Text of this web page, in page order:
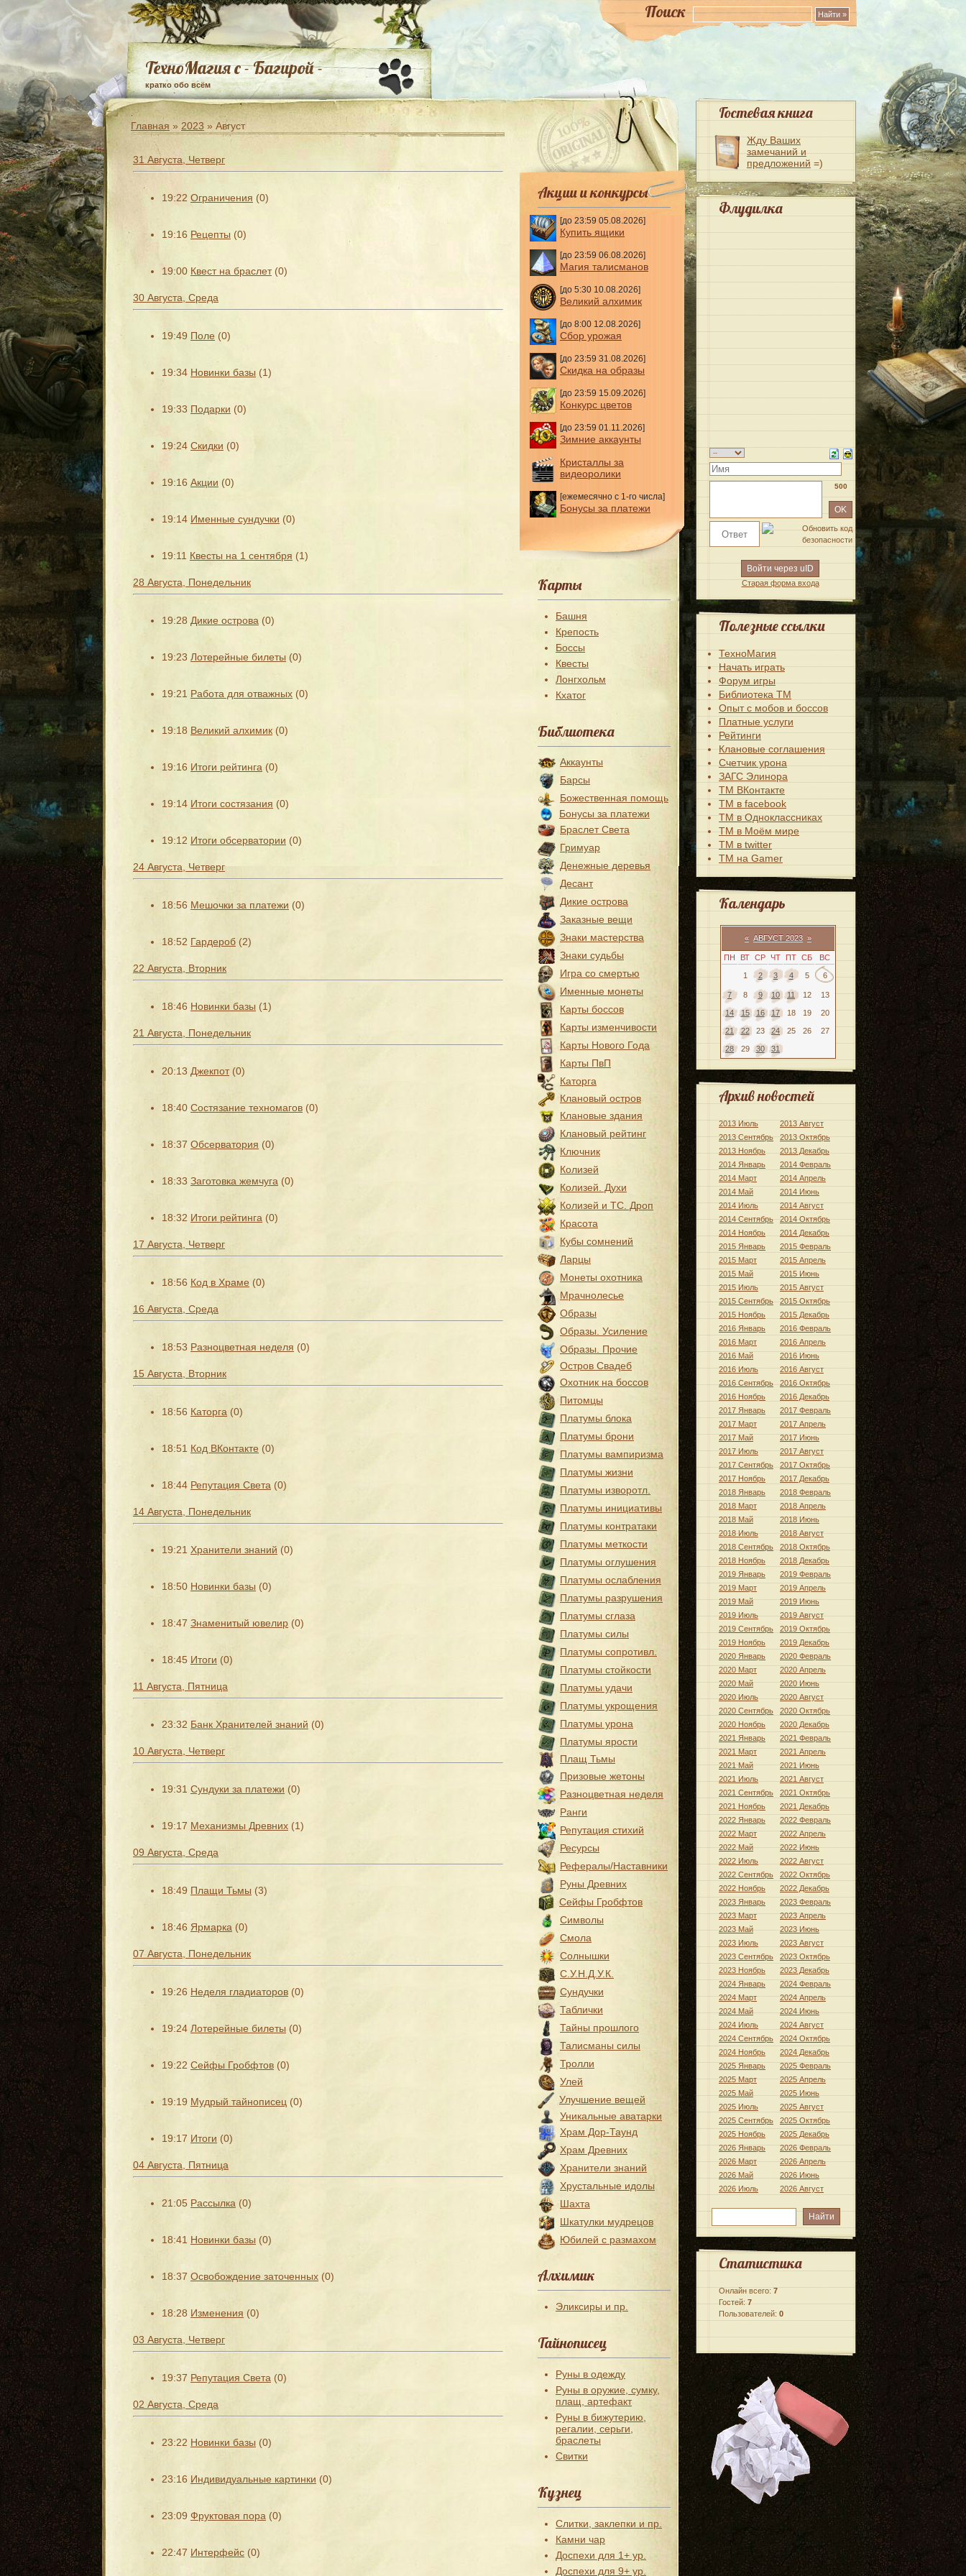
Поиск
ТехноМагия с - Багирой -
кратко обо всём
Главная » 2023 » Август
31 Августа, Четверг
19:22 Ограничения (0)
19:16 Рецепты (0)
19:00 Квест на браслет (0)
30 Августа, Среда
19:49 Поле (0)
19:34 Новинки базы (1)
19:33 Подарки (0)
19:24 Скидки (0)
19:16 Акции (0)
19:14 Именные сундучки (0)
19:11 Квесты на 1 сентября (1)
28 Августа, Понедельник
19:28 Дикие острова (0)
19:23 Лотерейные билеты (0)
19:21 Работа для отважных (0)
19:18 Великий алхимик (0)
19:16 Итоги рейтинга (0)
19:14 Итоги состязания (0)
19:12 Итоги обсерватории (0)
24 Августа, Четверг
18:56 Мешочки за платежи (0)
18:52 Гардероб (2)
22 Августа, Вторник
18:46 Новинки базы (1)
21 Августа, Понедельник
20:13 Джекпот (0)
18:40 Состязание техномагов (0)
18:37 Обсерватория (0)
18:33 Заготовка жемчуга (0)
18:32 Итоги рейтинга (0)
17 Августа, Четверг
18:56 Код в Храме (0)
16 Августа, Среда
18:53 Разноцветная неделя (0)
15 Августа, Вторник
18:56 Каторга (0)
18:51 Код ВКонтакте (0)
18:44 Репутация Света (0)
14 Августа, Понедельник
19:21 Хранители знаний (0)
18:50 Новинки базы (0)
18:47 Знаменитый ювелир (0)
18:45 Итоги (0)
11 Августа, Пятница
23:32 Банк Хранителей знаний (0)
10 Августа, Четверг
19:31 Сундуки за платежи (0)
19:17 Механизмы Древних (1)
09 Августа, Среда
18:49 Плащи Тьмы (3)
18:46 Ярмарка (0)
07 Августа, Понедельник
19:26 Неделя гладиаторов (0)
19:24 Лотерейные билеты (0)
19:22 Сейфы Гробфтов (0)
19:19 Мудрый тайнописец (0)
19:17 Итоги (0)
04 Августа, Пятница
21:05 Рассылка (0)
18:41 Новинки базы (0)
18:37 Освобождение заточенных (0)
18:28 Изменения (0)
03 Августа, Четверг
19:37 Репутация Света (0)
02 Августа, Среда
23:22 Новинки базы (0)
23:16 Индивидуальные картинки (0)
23:09 Фруктовая пора (0)
22:47 Интерфейс (0)
Акции и конкурсы
[до 23:59 05.08.2026]
Купить ящики
[до 23:59 06.08.2026]
Магия талисманов
[до 5:30 10.08.2026]
Великий алхимик
[до 8:00 12.08.2026]
Сбор урожая
[до 23:59 31.08.2026]
Скидка на образы
[до 23:59 15.09.2026]
Конкурс цветов
[до 23:59 01.11.2026]
Зимние аккаунты
Кристаллы за
видеоролики
[ежемесячно с 1-го числа]
Бонусы за платежи
Карты
Башня
Крепость
Боссы
Квесты
Лонгхольм
Кхатог
Библиотека
Аккаунты
Барсы
Божественная помощь
Бонусы за платежи
Браслет Света
Гримуар
Денежные деревья
Десант
Дикие острова
Заказные вещи
Знаки мастерства
Знаки судьбы
Игра со смертью
Именные монеты
Карты боссов
Карты изменчивости
Карты Нового Года
Карты ПвП
Каторга
Клановый остров
Клановые здания
Клановый рейтинг
Ключник
Колизей
Колизей. Духи
Колизей и ТС. Дроп
Красота
Кубы сомнений
Ларцы
Монеты охотника
Мрачнолесье
Образы
Образы. Усиление
Образы. Прочие
Остров Свадеб
Охотник на боссов
Питомцы
Платумы блока
Платумы брони
Платумы вампиризма
Платумы жизни
Платумы изворотл.
Платумы инициативы
Платумы контратаки
Платумы меткости
Платумы оглушения
Платумы ослабления
Платумы разрушения
Платумы сглаза
Платумы силы
Платумы сопротивл.
Платумы стойкости
Платумы удачи
Платумы укрощения
Платумы урона
Платумы ярости
Плащ Тьмы
Призовые жетоны
Разноцветная неделя
Ранги
Репутация стихий
Ресурсы
Рефералы/Наставники
Руны Древних
Сейфы Гробфтов
Символы
Смола
Солнышки
С.У.Н.Д.У.К.
Сундучки
Таблички
Тайны прошлого
Талисманы силы
Тролли
Улей
Улучшение вещей
Уникальные аватарки
Храм Дор-Таунд
Храм Древних
Хранители знаний
Хрустальные идолы
Шахта
Шкатулки мудрецов
Юбилей с размахом
Алхимик
Эликсиры и пр.
Тайнописец
Руны в одежду
Руны в оружие, сумку,
плащ, артефакт
Руны в бижутерию,
регалии, серьги,
браслеты
Свитки
Кузнец
Слитки, заклепки и пр.
Камни чар
Доспехи для 1+ ур.
Доспехи для 9+ ур.
Гостевая книга
Жду Ваших
замечаний и
предложений =)
Флудилка
500
Войти через uID
Старая форма входа
Полезные ссылки
ТехноМагия
Начать играть
Форум игры
Библиотека ТМ
Опыт с мобов и боссов
Платные услуги
Рейтинги
Клановые соглашения
Счетчик урона
ЗАГС Элинора
ТМ ВКонтакте
ТМ в facebook
ТМ в Одноклассниках
ТМ в Моём мире
ТМ в twitter
ТМ на Gamer
Календарь
« АВГУСТ 2023 »
ПН ВТ СР ЧТ ПТ СБ ВС
1 2 3 4 5 6
7 8 9 10 11 12 13
14 15 16 17 18 19 20
21 22 23 24 25 26 27
28 29 30 31
Архив новостей
2013 Июль
2013 Август
2013 Сентябрь
2013 Октябрь
2013 Ноябрь
2013 Декабрь
2014 Январь
2014 Февраль
2014 Март
2014 Апрель
2014 Май
2014 Июнь
2014 Июль
2014 Август
2014 Сентябрь
2014 Октябрь
2014 Ноябрь
2014 Декабрь
2015 Январь
2015 Февраль
2015 Март
2015 Апрель
2015 Май
2015 Июнь
2015 Июль
2015 Август
2015 Сентябрь
2015 Октябрь
2015 Ноябрь
2015 Декабрь
2016 Январь
2016 Февраль
2016 Март
2016 Апрель
2016 Май
2016 Июнь
2016 Июль
2016 Август
2016 Сентябрь
2016 Октябрь
2016 Ноябрь
2016 Декабрь
2017 Январь
2017 Февраль
2017 Март
2017 Апрель
2017 Май
2017 Июнь
2017 Июль
2017 Август
2017 Сентябрь
2017 Октябрь
2017 Ноябрь
2017 Декабрь
2018 Январь
2018 Февраль
2018 Март
2018 Апрель
2018 Май
2018 Июнь
2018 Июль
2018 Август
2018 Сентябрь
2018 Октябрь
2018 Ноябрь
2018 Декабрь
2019 Январь
2019 Февраль
2019 Март
2019 Апрель
2019 Май
2019 Июнь
2019 Июль
2019 Август
2019 Сентябрь
2019 Октябрь
2019 Ноябрь
2019 Декабрь
2020 Январь
2020 Февраль
2020 Март
2020 Апрель
2020 Май
2020 Июнь
2020 Июль
2020 Август
2020 Сентябрь
2020 Октябрь
2020 Ноябрь
2020 Декабрь
2021 Январь
2021 Февраль
2021 Март
2021 Апрель
2021 Май
2021 Июнь
2021 Июль
2021 Август
2021 Сентябрь
2021 Октябрь
2021 Ноябрь
2021 Декабрь
2022 Январь
2022 Февраль
2022 Март
2022 Апрель
2022 Май
2022 Июнь
2022 Июль
2022 Август
2022 Сентябрь
2022 Октябрь
2022 Ноябрь
2022 Декабрь
2023 Январь
2023 Февраль
2023 Март
2023 Апрель
2023 Май
2023 Июнь
2023 Июль
2023 Август
2023 Сентябрь
2023 Октябрь
2023 Ноябрь
2023 Декабрь
2024 Январь
2024 Февраль
2024 Март
2024 Апрель
2024 Май
2024 Июнь
2024 Июль
2024 Август
2024 Сентябрь
2024 Октябрь
2024 Ноябрь
2024 Декабрь
2025 Январь
2025 Февраль
2025 Март
2025 Апрель
2025 Май
2025 Июнь
2025 Июль
2025 Август
2025 Сентябрь
2025 Октябрь
2025 Ноябрь
2025 Декабрь
2026 Январь
2026 Февраль
2026 Март
2026 Апрель
2026 Май
2026 Июнь
2026 Июль
2026 Август
Статистика
Онлайн всего: 7
Гостей: 7
Пользователей: 0